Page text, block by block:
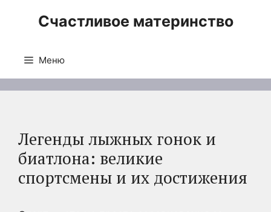
Счастливое материнство
Меню
Легенды лыжных гонок и
биатлона: великие
спортсмены и их достижения